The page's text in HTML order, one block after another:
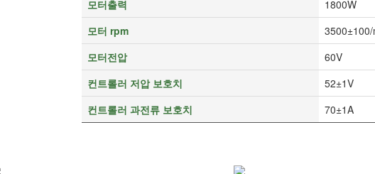
모터출력
1800W
모터 rpm
3500±100/
모터전압
60V
컨트롤러 저압 보호치
52±1V
컨트롤러 과전류 보호치
70±1A